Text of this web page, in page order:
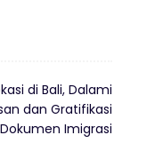
di Bali, Dalami
dan Gratifikasi
Imigrasi